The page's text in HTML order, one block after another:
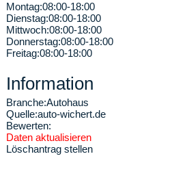
Montag:08:00-18:00
Dienstag:08:00-18:00
Mittwoch:08:00-18:00
Donnerstag:08:00-18:00
Freitag:08:00-18:00
Information
Branche:Autohaus
Quelle:auto-wichert.de
Bewerten:
Daten aktualisieren
Löschantrag stellen